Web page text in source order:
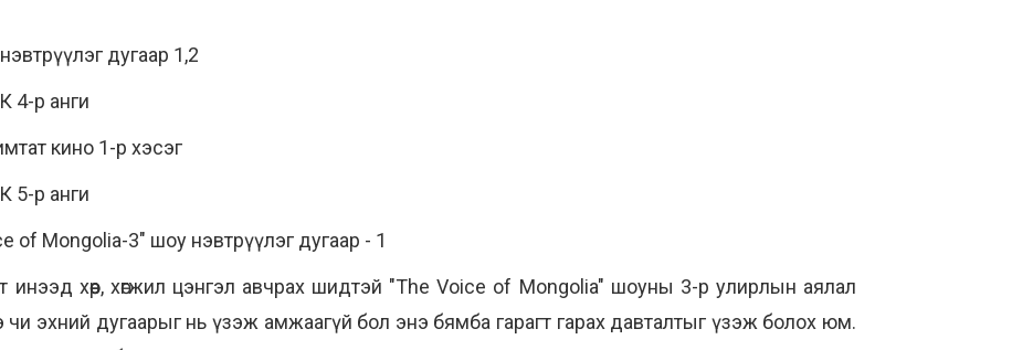
дугаар 1,2
4-р анги
кино 1-р хэсэг
5-р анги
of Mongolia-3" шоу нэвтрүүлэг дугаар - 1
хөөр, хөгжил цэнгэл авчрах шидтэй "The Voice of Mongolia" шоуны 3-р улирлын аялал
эхний дугаарыг нь үзэж амжаагүй бол энэ бямба гарагт гарах давталтыг үзэж болох юм.